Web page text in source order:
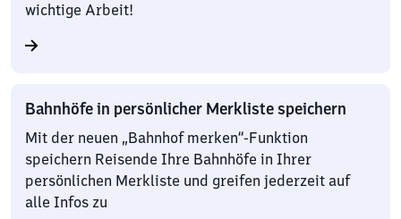
wichtige Arbeit!
Bahnhöfe in persönlicher Merkliste speichern
Mit der neuen „Bahnhof merken“-Funktion
speichern Reisende Ihre Bahnhöfe in Ihrer
persönlichen Merkliste und greifen jederzeit auf
alle Infos zu